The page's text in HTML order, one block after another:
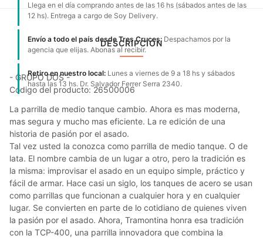
Llega en el día comprando antes de las 16 hs (sábados antes de las
12 hs). Entrega a cargo de Soy Delivery.
Envío a todo el país desde Tres Cruces: Despachamos por la
agencia que elijas. Abonas al recibir.
Retiro en nuestro local: Lunes a viernes de 9 a 18 hs y sábados
hasta las 13 hs. Dr. Salvador Ferrer Serra 2340.
DESCRIPCIÓN
- GRUPO DOS -
Código del producto: 26500006
La parrilla de medio tanque cambio. Ahora es mas moderna,
mas segura y mucho mas eficiente. La re edición de una
historia de pasión por el asado.
Tal vez usted la conozca como parrilla de medio tanque. O de
lata. El nombre cambia de un lugar a otro, pero la tradición es
la misma: improvisar el asado en un equipo simple, práctico y
fácil de armar. Hace casi un siglo, los tanques de acero se usan
como parrillas que funcionan a cualquier hora y en cualquier
lugar. Se convierten en parte de lo cotidiano de quienes viven
la pasión por el asado. Ahora, Tramontina honra esa tradición
con la TCP-400, una parrilla innovadora que combina la